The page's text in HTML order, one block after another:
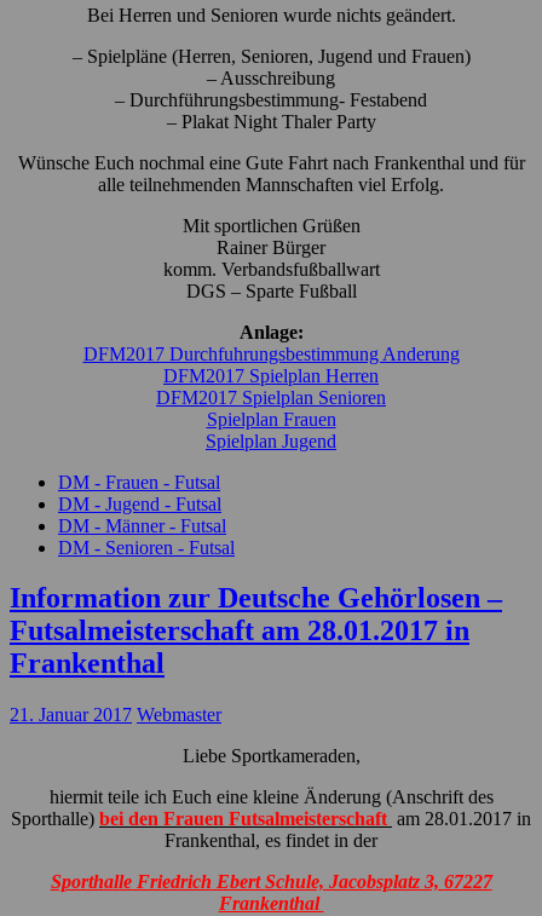
Bei Herren und Senioren wurde nichts geändert.
– Spielpläne (Herren, Senioren, Jugend und Frauen)
– Ausschreibung
– Durchführungsbestimmung- Festabend
– Plakat Night Thaler Party
Wünsche Euch nochmal eine Gute Fahrt nach Frankenthal und für
alle teilnehmenden Mannschaften viel Erfolg.
Mit sportlichen Grüßen
Rainer Bürger
komm. Verbandsfußballwart
DGS – Sparte Fußball
Anlage:
DFM2017 Durchfuhrungsbestimmung Anderung
DFM2017 Spielplan Herren
DFM2017 Spielplan Senioren
Spielplan Frauen
Spielplan Jugend
DM - Frauen - Futsal
DM - Jugend - Futsal
DM - Männer - Futsal
DM - Senioren - Futsal
Information zur Deutsche Gehörlosen –
Futsalmeisterschaft am 28.01.2017 in
Frankenthal
21. Januar 2017 Webmaster
Liebe Sportkameraden,
hiermit teile ich Euch eine kleine Änderung (Anschrift des
Sporthalle) bei den Frauen Futsalmeisterschaft am 28.01.2017 in
Frankenthal, es findet in der
Sporthalle Friedrich Ebert Schule, Jacobsplatz 3, 67227
Frankenthal